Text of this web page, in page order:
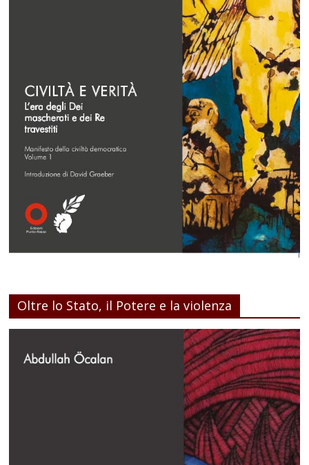
Oltre lo Stato, il Potere e la violenza